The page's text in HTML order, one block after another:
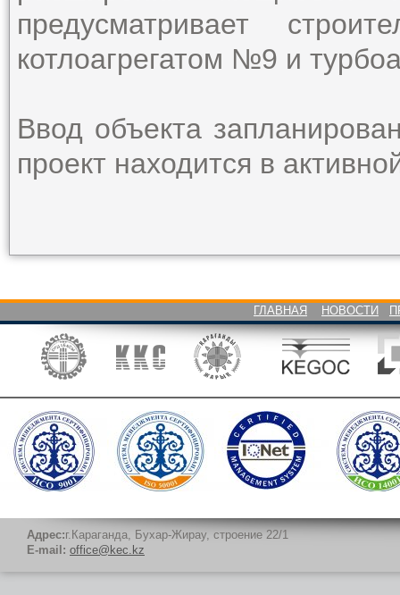
предусматривает
котлоагрегатом №9 и
Ввод объекта
проект находится в
ГЛАВНАЯ НОВОСТИ
Адрес:г.Караганда, Бухар-Жирау, строение 22/1
E-mail: office@kec.kz